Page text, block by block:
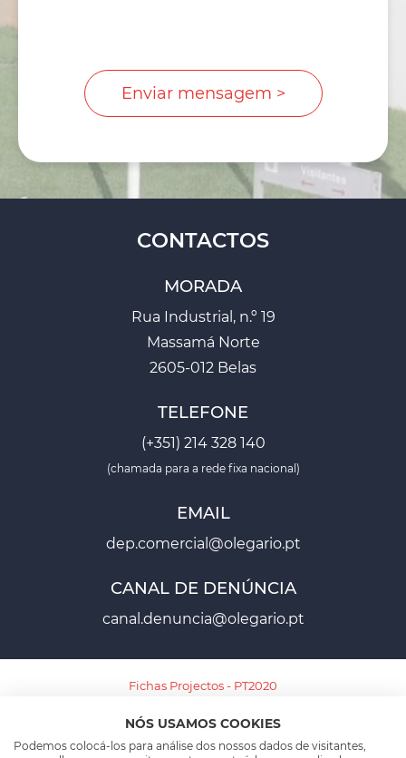
CONTACTOS
MORADA
Rua Industrial, n.º 19
Massamá Norte
2605-012 Belas
TELEFONE
(+351) 214 328 140
(chamada para a rede fixa nacional)
EMAIL
dep.comercial@olegario.pt
CANAL DE DENÚNCIA
canal.denuncia@olegario.pt
Fichas Projectos - PT2020
Ficha Projecto - PT2030
NÓS USAMOS COOKIES
Podemos colocá-los para análise dos nossos dados de visitantes,